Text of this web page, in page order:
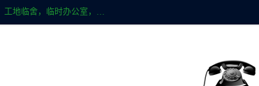
山东滨州科宇钢构工程有限公司是一家专业生产安装钢结构，彩钢房，活动房。主要产品有：彩钢房，活动房，彩钢围挡，工地临舍，临时办公室，民用建筑等生成安装；我们一贯坚持；诚信经营，薄利多销的经营理念。愿与广大的新老客户共创美好未来